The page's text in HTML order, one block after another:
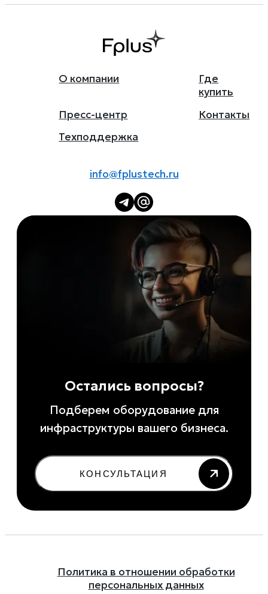
О компании
Где
купить
Пресс-центр
Контакты
Техподдержка
info@fplustech.ru
Остались вопросы?
Подберем оборудование для
инфраструктуры вашего бизнеса.
КОНСУЛЬТАЦИЯ
Политика в отношении обработки
персональных данных